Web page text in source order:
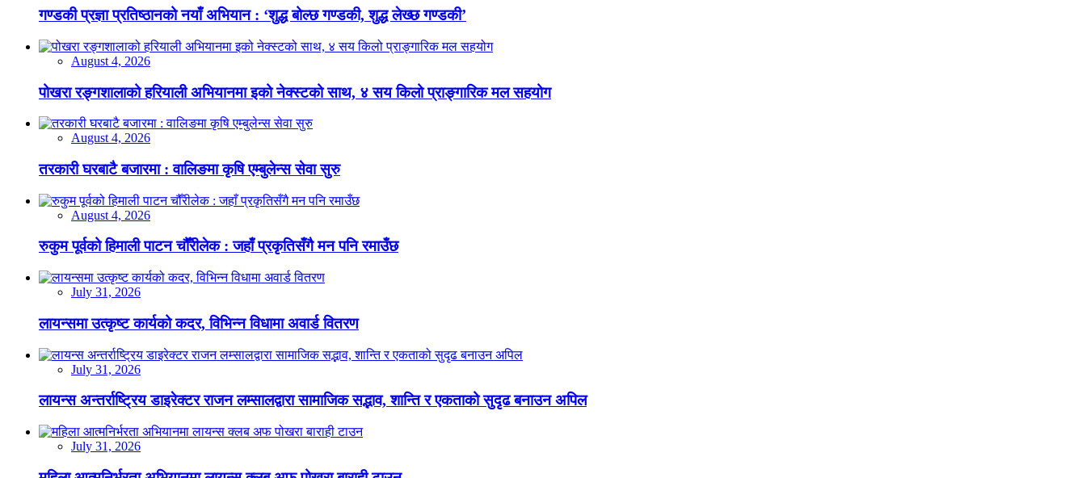
गण्डकी प्रज्ञा प्रतिष्ठानको नयाँ अभियान : ‘शुद्ध बोल्छ गण्डकी, शुद्ध लेख्छ गण्डकी’
August 4, 2026
पोखरा रङ्गशालाको हरियाली अभियानमा इको नेक्स्टको साथ, ४ सय किलो प्राङ्गारिक मल सहयोग
August 4, 2026
तरकारी घरबाटै बजारमा : वालिङमा कृषि एम्बुलेन्स सेवा सुरु
August 4, 2026
रुकुम पूर्वको हिमाली पाटन चौँरीलेक : जहाँ प्रकृतिसँगै मन पनि रमाउँछ
July 31, 2026
लायन्समा उत्कृष्ट कार्यको कदर, विभिन्न विधामा अवार्ड वितरण
July 31, 2026
लायन्स अन्तर्राष्ट्रिय डाइरेक्टर राजन लम्सालद्वारा सामाजिक सद्भाव, शान्ति र एकताको सुदृढ बनाउन अपिल
July 31, 2026